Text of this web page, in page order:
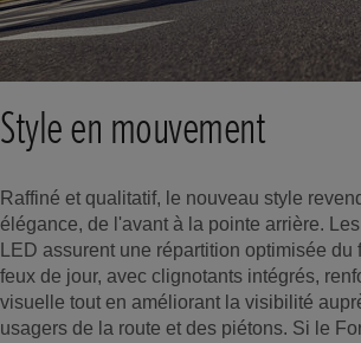
Style en mouvement
Raffiné et qualitatif, le nouveau style
élégance, de l'avant à la pointe arrière.
LED assurent une répartition optimisée du
feux de jour, avec clignotants intégrés,
visuelle tout en améliorant la visibilité
usagers de la route et des piétons. Si le